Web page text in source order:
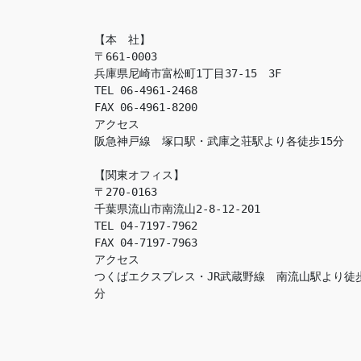
【本　社】
〒661-0003
兵庫県尼崎市富松町1丁目37-15　3F
TEL 06-4961-2468
FAX 06-4961-8200
アクセス
阪急神戸線　塚口駅・武庫之荘駅より各徒歩15分
【関東オフィス】
〒270-0163
千葉県流山市南流山2-8-12-201
TEL 04-7197-7962
FAX 04-7197-7963
アクセス
つくばエクスプレス・JR武蔵野線　南流山駅より徒
分